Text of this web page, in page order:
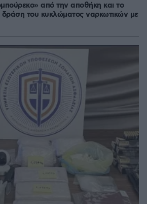
από την αποθήκη και το
δράση του κυκλώματος ναρκωτικών με